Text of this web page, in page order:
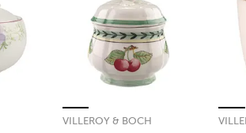
VILLEROY & BOCH